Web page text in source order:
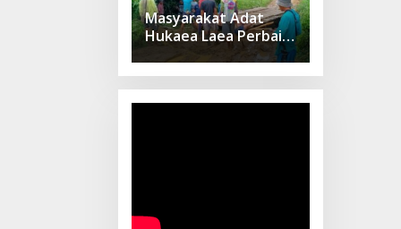
Masyarakat Adat
Hukaea Laea Perbaiki
Dua Jembatan Pasca
Banjir